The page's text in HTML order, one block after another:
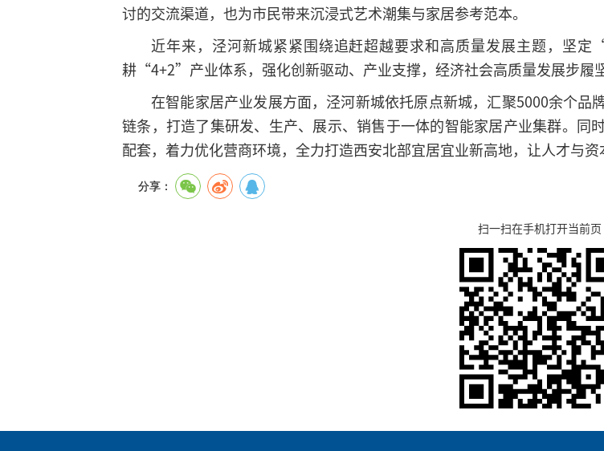
讨的交流渠道，也为市民带来沉浸式艺术潮集与家居参考范本。
近年来，泾河新城紧紧围绕追赶超越要求和高质量发展主题，坚
耕“4+2”产业体系，强化创新驱动、产业支撑，经济社会高质量发展步履
在智能家居产业发展方面，泾河新城依托原点新城，汇聚5000余个
链条，打造了集研发、生产、展示、销售于一体的智能家居产业集群。
配套，着力优化营商环境，全力打造西安北部宜居宜业新高地，让人才与资
分享：
扫一扫在手机打开当前页